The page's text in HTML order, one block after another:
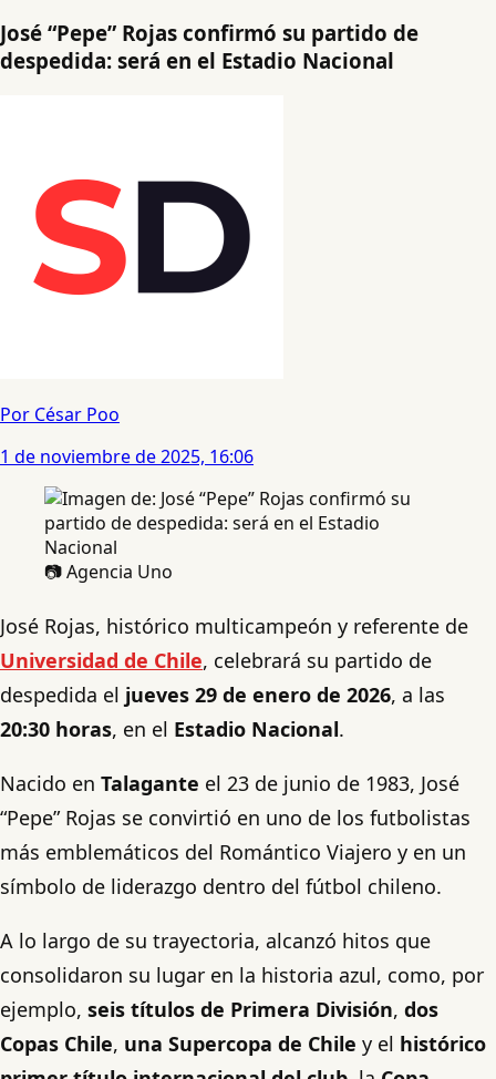
José “Pepe” Rojas confirmó su partido de
despedida: será en el Estadio Nacional
Por César Poo
1 de noviembre de 2025, 16:06
📷 Agencia Uno
José Rojas, histórico multicampeón y referente de
Universidad de Chile, celebrará su partido de
despedida el jueves 29 de enero de 2026, a las
20:30 horas, en el Estadio Nacional.
Nacido en Talagante el 23 de junio de 1983, José
“Pepe” Rojas se convirtió en uno de los futbolistas
más emblemáticos del Romántico Viajero y en un
símbolo de liderazgo dentro del fútbol chileno.
A lo largo de su trayectoria, alcanzó hitos que
consolidaron su lugar en la historia azul, como, por
ejemplo, seis títulos de Primera División, dos
Copas Chile, una Supercopa de Chile y el histórico